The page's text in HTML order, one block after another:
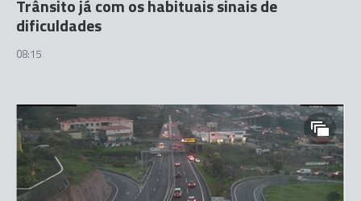
Trânsito já com os habituais sinais de
dificuldades
08:15